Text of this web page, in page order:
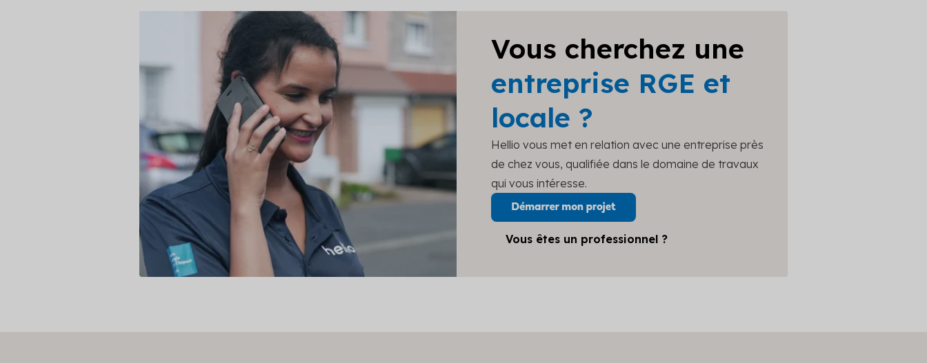
Vous cherchez une
entreprise RGE et
locale ?
Hellio vous met en relation avec une entreprise près
de chez vous, qualifiée dans le domaine de travaux
qui vous intéresse.
Vous êtes un professionnel ?